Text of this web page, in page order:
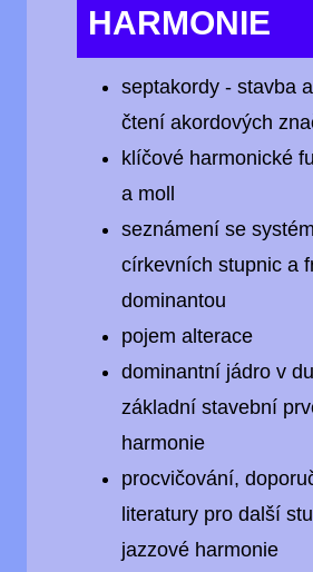
HARMONIE
septakordy - stavba
čtení akordových
klíčové harmonické
a moll
seznámení se
církevních stupnic a
dominantou
pojem alterace
dominantní jádro v
základní stavební
harmonie
procvičování,
literatury pro další
jazzové harmonie